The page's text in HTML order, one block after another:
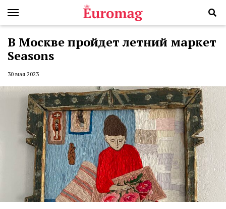
В Москве пройдет летний маркет
Seasons
30 мая 2023